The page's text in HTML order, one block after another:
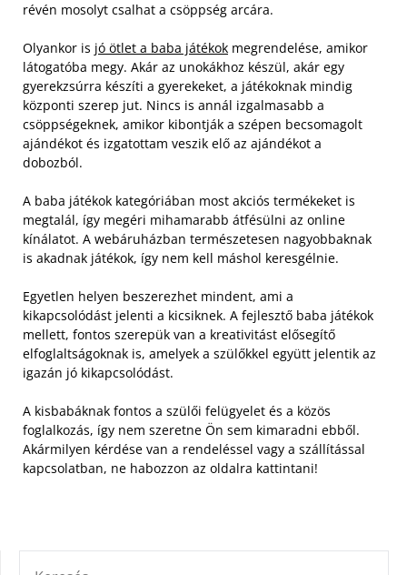
révén mosolyt csalhat a csöppség arcára.
Olyankor is jó ötlet a baba játékok megrendelése, amikor
látogatóba megy. Akár az unokákhoz készül, akár egy
gyerekzsúrra készíti a gyerekeket, a játékoknak mindig
központi szerep jut. Nincs is annál izgalmasabb a
csöppségeknek, amikor kibontják a szépen becsomagolt
ajándékot és izgatottam veszik elő az ajándékot a
dobozból.
A baba játékok kategóriában most akciós termékeket is
megtalál, így megéri mihamarabb átfésülni az online
kínálatot. A webáruházban természetesen nagyobbaknak
is akadnak játékok, így nem kell máshol keresgélnie.
Egyetlen helyen beszerezhet mindent, ami a
kikapcsolódást jelenti a kicsiknek. A fejlesztő baba játékok
mellett, fontos szerepük van a kreativitást elősegítő
elfoglaltságoknak is, amelyek a szülőkkel együtt jelentik az
igazán jó kikapcsolódást.
A kisbabáknak fontos a szülői felügyelet és a közös
foglalkozás, így nem szeretne Ön sem kimaradni ebből.
Akármilyen kérdése van a rendeléssel vagy a szállítással
kapcsolatban, ne habozzon az oldalra kattintani!